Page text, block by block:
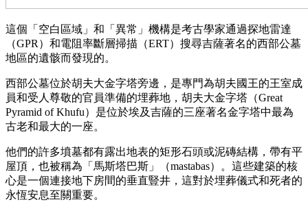
這個「空白區域」和「異常」機構是考古學家通過探地雷達
（GPR）和電阻率斷層掃描（ERT）搜尋吉薩著名的西部公墓
地區的遺骸而發現的。
西部公墓位於胡夫大金字塔旁邊，是專門為胡夫國王的王室成
員和受人尊敬的官員準備的埋葬地，胡夫大金字塔（Great
Pyramid of Khufu）是位於埃及吉薩的三座著名金字塔中最為
古老和最大的一座。
他們的許多墳墓都有露出地表的矩形石頭或泥磚結構，帶有平
屋頂，也被稱為「馬斯塔巴斯」（mastabas）。這些建築的核
心是一個連接地下房間的垂直豎井，這對於埋葬儀式和死者的
永恆安息至關重要。